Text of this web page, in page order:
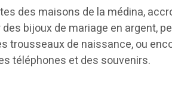
des maisons de la médina,
bijoux de mariage en argent,
trousseaux de naissance, ou
téléphones et des souvenirs.